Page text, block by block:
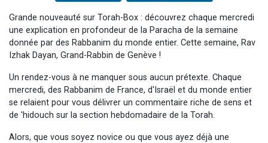
Grande nouveauté sur Torah-Box : découvrez chaque mercredi
une explication en profondeur de la Paracha de la semaine
donnée par des Rabbanim du monde entier. Cette semaine, Rav
Izhak Dayan, Grand-Rabbin de Genève !
Un rendez-vous à ne manquer sous aucun prétexte. Chaque
mercredi, des Rabbanim de France, d'Israël et du monde entier
se relaient pour vous délivrer un commentaire riche de sens et
de 'hidouch sur la section hebdomadaire de la Torah.
Alors, que vous soyez novice ou que vous ayez déjà une